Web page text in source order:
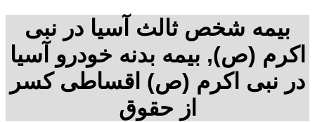
بیمه شخص ثالث آسیا در نبی
اکرم (ص), بیمه بدنه خودرو آسیا
در نبی اکرم (ص) اقساطی کسر
از حقوق